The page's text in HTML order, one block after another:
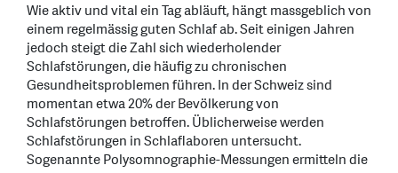
Wie aktiv und vital ein Tag abläuft, hängt massgeblich von
einem regelmässig guten Schlaf ab. Seit einigen Jahren
jedoch steigt die Zahl sich wiederholender
Schlafstörungen, die häufig zu chronischen
Gesundheitsproblemen führen. In der Schweiz sind
momentan etwa 20% der Bevölkerung von
Schlafstörungen betroffen. Üblicherweise werden
Schlafstörungen in Schlaflaboren untersucht.
Sogenannte Polysomnographie-Messungen ermitteln die